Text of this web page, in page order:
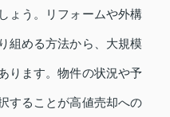
ょう。リフォームや外構
組める方法から、大規模
ります。物件の状況や予
することが高値売却への